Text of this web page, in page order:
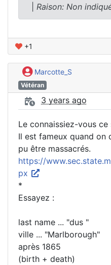
Raison: Non
+1
Marcotte_S
Vétéran
3 years ago
Le connaissiez-vous ce
Il est fameux quand on
pu être massacrés.
https://
px
*
Essayez :
last name ... "dus "
ville ... "Marlborough"
après 1865
(birth + death)